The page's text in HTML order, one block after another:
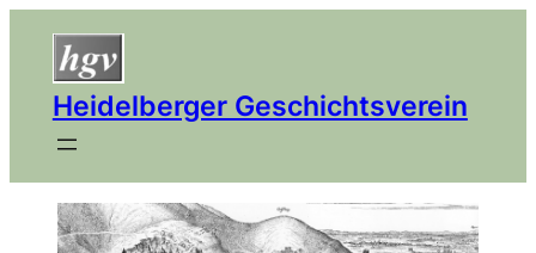
Heidelberger Geschichtsverein